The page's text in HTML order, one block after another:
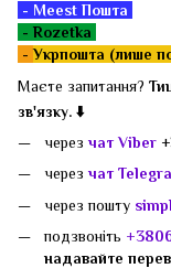
- Meest Пошта
- Rozetka
-Укрпошта (лише
Маєте запитання?
зв'язку. ⬇️
через чат Viber
через чат
через пошту
подзвоніть
надавайте